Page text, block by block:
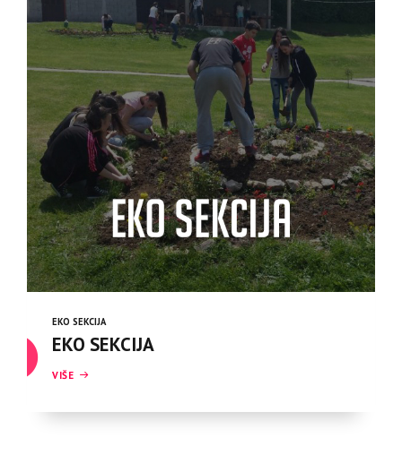
EKO SEKCIJA
EKO SEKCIJA
VIŠE